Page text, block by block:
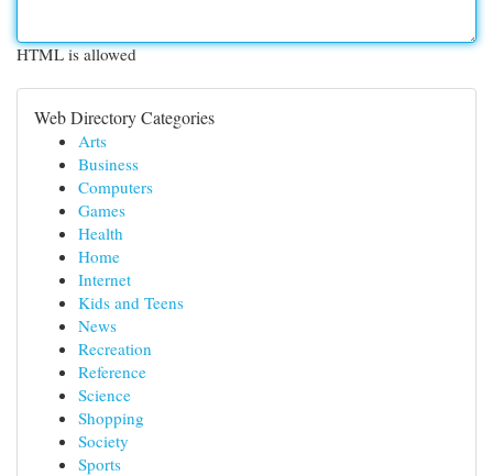
HTML is allowed
Web Directory Categories
Arts
Business
Computers
Games
Health
Home
Internet
Kids and Teens
News
Recreation
Reference
Science
Shopping
Society
Sports